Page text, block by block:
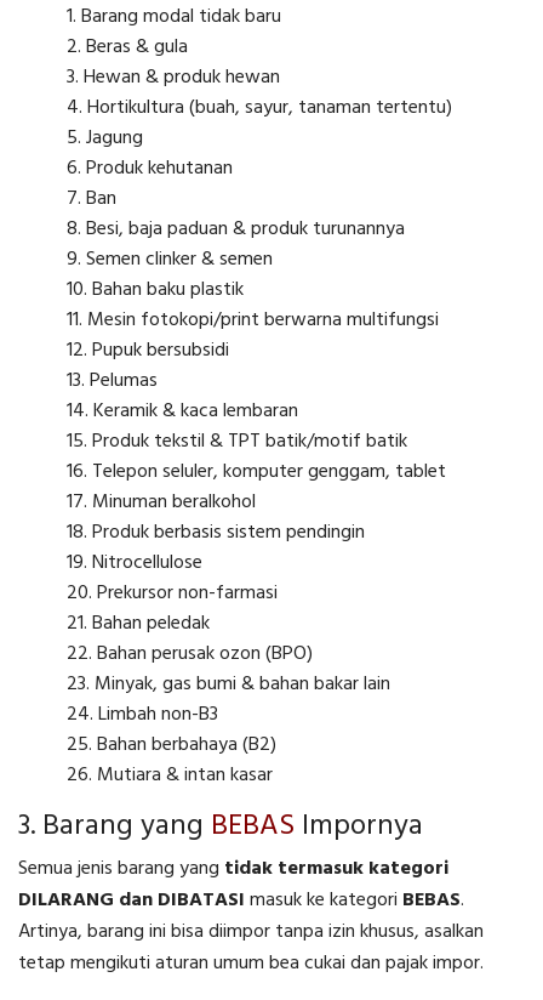
Barang modal tidak baru
Beras & gula
Hewan & produk hewan
Hortikultura (buah, sayur, tanaman tertentu)
Jagung
Produk kehutanan
Ban
Besi, baja paduan & produk turunannya
Semen clinker & semen
Bahan baku plastik
Mesin fotokopi/print berwarna multifungsi
Pupuk bersubsidi
Pelumas
Keramik & kaca lembaran
Produk tekstil & TPT batik/motif batik
Telepon seluler, komputer genggam, tablet
Minuman beralkohol
Produk berbasis sistem pendingin
Nitrocellulose
Prekursor non-farmasi
Bahan peledak
Bahan perusak ozon (BPO)
Minyak, gas bumi & bahan bakar lain
Limbah non-B3
Bahan berbahaya (B2)
Mutiara & intan kasar
3. Barang yang BEBAS Impornya
Semua jenis barang yang tidak termasuk kategori
DILARANG dan DIBATASImasuk ke kategori BEBAS.
Artinya, barang ini bisa diimpor tanpa izin khusus, asalkan
tetap mengikuti aturan umum bea cukai dan pajak impor.